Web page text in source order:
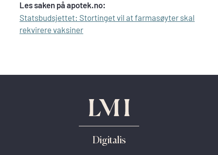
Les saken på apotek.no:
Statsbudsjettet: Stortinget vil at farmasøyter skal
rekvirere vaksiner
Digitalis